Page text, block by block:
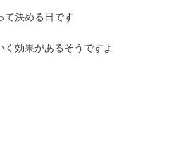
て決める日です
効果があるそうですよ